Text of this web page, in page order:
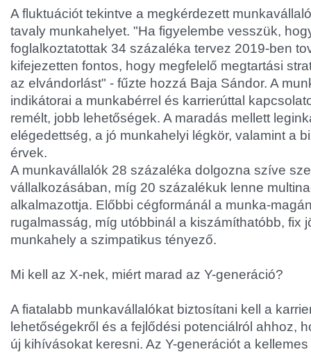
A fluktuációt tekintve a megkérdezett
tavaly munkahelyet. "Ha figyelembe vesszük,
foglalkoztatottak 34 százaléka tervez 2019-ben
kifejezetten fontos, hogy megfelelő megtartási
az elvándorlást" - fűzte hozzá Baja Sándor. A
indikátorai a munkabérrel és karrierúttal
remélt, jobb lehetőségek. A maradás mellett
elégedettség, a jó munkahelyi légkör, valamint a
érvek.
A munkavállalók 28 százaléka dolgozna szíve
vállalkozásában, míg 20 százalékuk lenne
alkalmazottja. Előbbi cégformánál a munka-
rugalmasság, míg utóbbinál a kiszámíthatóbb, fix
munkahely a szimpatikus tényező.
Mi kell az X-nek, miért marad az Y-generáció?
A fiatalabb munkavállalókat biztosítani kell a
lehetőségekről és a fejlődési potenciálról ahhoz,
új kihívásokat keresni. Az Y-generációt a